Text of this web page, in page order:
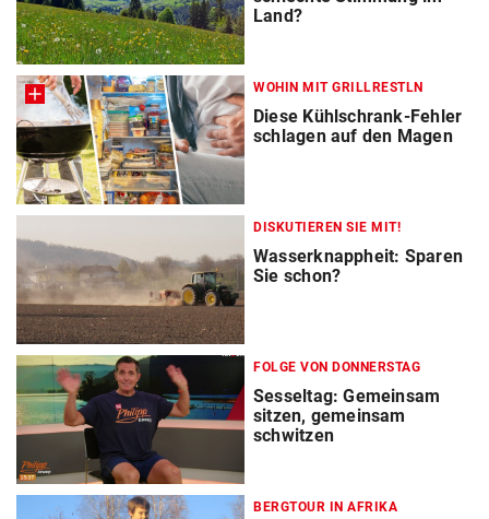
Land?
WOHIN MIT GRILLRESTLN
Diese Kühlschrank-Fehler
schlagen auf den Magen
DISKUTIEREN SIE MIT!
Wasserknappheit: Sparen
Sie schon?
FOLGE VON DONNERSTAG
Sesseltag: Gemeinsam
sitzen, gemeinsam
schwitzen
BERGTOUR IN AFRIKA